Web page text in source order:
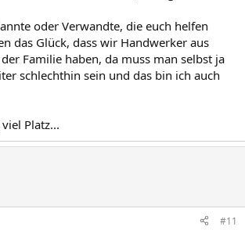
oder Verwandte, die euch helfen
das Glück, dass wir Handwerker aus
Familie haben, da muss man selbst ja
schlechthin sein und das bin ich auch
Platz...
#11